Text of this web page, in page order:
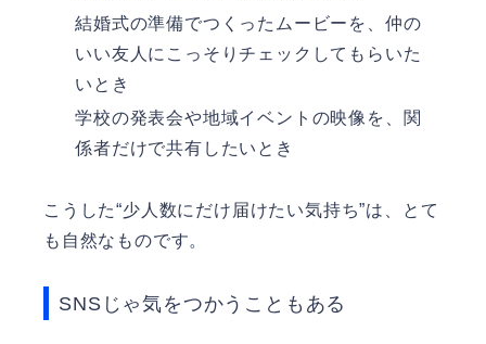
結婚式の準備でつくったムービーを、仲の
いい友人にこっそりチェックしてもらいた
いとき
学校の発表会や地域イベントの映像を、関
係者だけで共有したいとき
こうした“少人数にだけ届けたい気持ち”は、とて
も自然なものです。
SNSじゃ気をつかうこともある